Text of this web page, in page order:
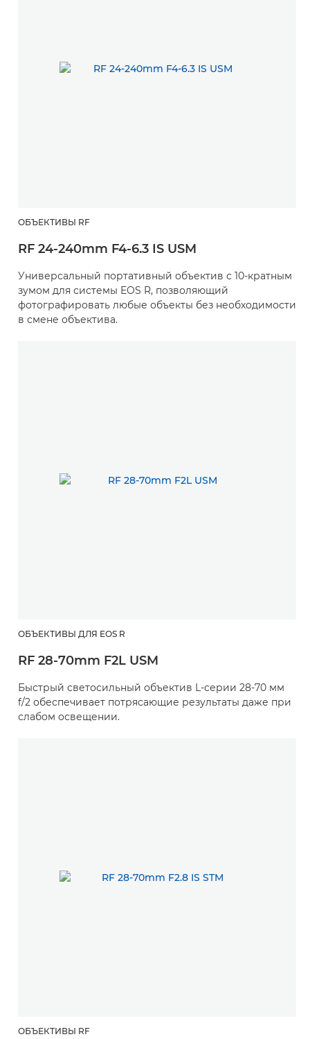
ОБЪЕКТИВЫ RF
RF 24-240mm F4-6.3 IS USM
Универсальный портативный объектив с 10-кратным
зумом для системы EOS R, позволяющий
фотографировать любые объекты без необходимости
в смене объектива.
ОБЪЕКТИВЫ ДЛЯ EOS R
RF 28-70mm F2L USM
Быстрый светосильный объектив L-серии 28-70 мм
f/2 обеспечивает потрясающие результаты даже при
слабом освещении.
ОБЪЕКТИВЫ RF